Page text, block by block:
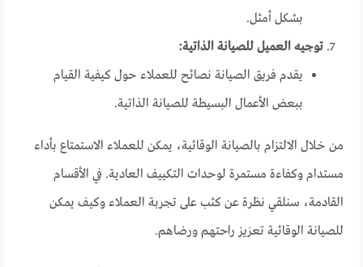
بشكل أمثل.
توجيه العميل للصيانة الذاتية:
يقدم فريق الصيانة نصائح للعملاء حول كيفية القيام
ببعض الأعمال البسيطة للصيانة الذاتية.
من خلال الالتزام بالصيانة الوقائية، يمكن للعملاء الاستمتاع بأداء
مستدام وكفاءة مستمرة لوحدات التكييف العادية. في الأقسام
القادمة، سنلقي نظرة عن كثب على تجربة العملاء وكيف يمكن
للصيانة الوقائية تعزيز راحتهم ورضاهم.